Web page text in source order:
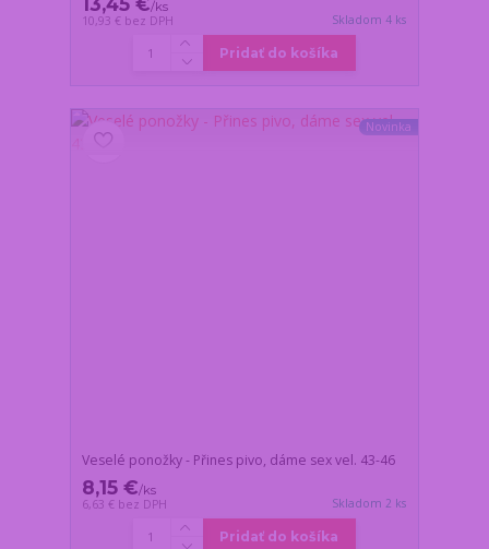
/ks
10,93 € bez DPH Skladom 4 ks
Pridať do košíka
Novinka
Veselé ponožky - Přines pivo, dáme sex vel. 43-46
8,15 €/ks
6,63 € bez DPH Skladom 2 ks
Pridať do košíka